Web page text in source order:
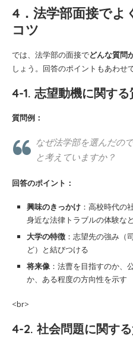
4．法学部面接でよ
コツ
では、法学部の面接でどんな質問
しょう。回答のポイントもあわせ
4-1. 志望動機に関する
質問例：
なぜ法学部を選んだの
と考えていますか？
回答のポイント：
興味のきっかけ ：高校時代の
身近な法律トラブルの体験な
大学の特徴 ：志望先の強み（
ど）と結びつける
将来像 ：法曹を目指すのか、
か、ある程度の方向性を示す
<br>
4-2. 社会問題に関す